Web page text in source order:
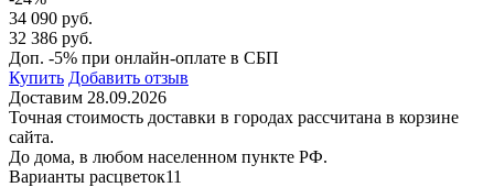
34 090 руб.
32 386 руб.
Доп. -5% при онлайн-оплате в СБП
Купить Добавить отзыв
Доставим 28.09.2026
Точная стоимость доставки в городах рассчитана в корзине
сайта.
До дома, в любом населенном пункте РФ.
Варианты расцветок11